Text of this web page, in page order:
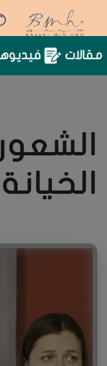
مقالات
الخيانة